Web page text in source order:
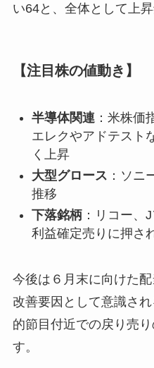
い64と、全体として上
【注目株の値動き】
半導体関連：米株価
エレクやアドテスト
く上昇
大型グロース ：ソニ
推移
下落銘柄：リコー、
利益確定売りに押さ
今後は６月末に向けた
改善要因として意識さ
的節目付近での戻り売
す。